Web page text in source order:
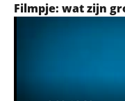
Filmpje: wat zijn
Filmbestand